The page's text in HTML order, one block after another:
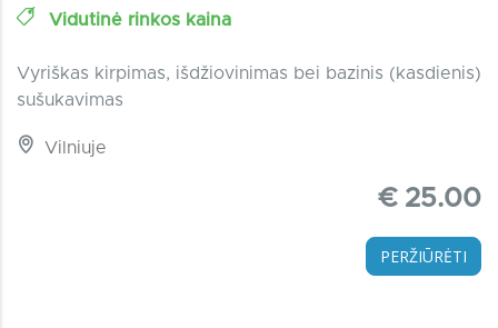
Vidutinė rinkos kaina
Vyriškas kirpimas, išdžiovinimas bei bazinis (kasdienis)
sušukavimas
Vilniuje
€ 25.00
PERŽIŪRĖTI